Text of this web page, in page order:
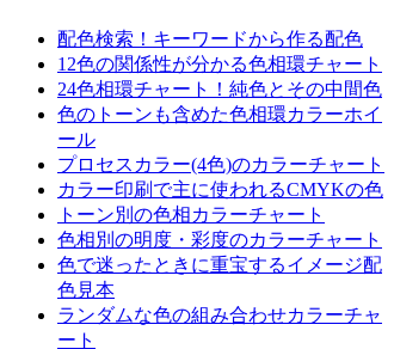
配色検索！キーワードから作る配色
12色の関係性が分かる色相環チャート
24色相環チャート！純色とその中間色
色のトーンも含めた色相環カラーホイ
ール
プロセスカラー(4色)のカラーチャート
カラー印刷で主に使われるCMYKの色
トーン別の色相カラーチャート
色相別の明度・彩度のカラーチャート
色で迷ったときに重宝するイメージ配
色見本
ランダムな色の組み合わせカラーチャ
ート